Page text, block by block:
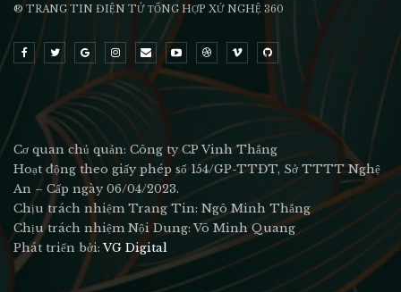
® TRANG TIN ĐIỆN TỬ ТỔNG HỢP XỨ NGHỆ 360
Cơ quan chủ quản: Công ty CP Vinh Thắng
Hoạt động theo giấy phép số 154/GP-TTĐT, Sở TTTT Nghệ
An – Cấp ngày 06/04/2023.
Chịu trách nhiệm Trang Tin: Ngô Minh Thắng
Chịu trách nhiệm Nội Dung: Võ Minh Quang
Phát triển bởi:VG Digital